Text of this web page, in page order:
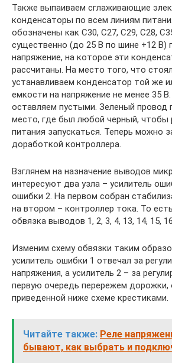
Также выпаиваем сглаживающие
конденсаторы по всем линиям
обозначены как С30, С27, С29, С28,
существенно (до 25 В по шине +12 В)
напряжение, на которое эти
рассчитаны. На место того, что
устанавливаем конденсатор той же
емкости на напряжение не менее 35
оставляем пустыми. Зеленый провод
место, где был любой черный, чтобы
питания запускаться. Теперь можно
доработкой контроллера.
Взглянем на назначение выводов
интересуют два узла – усилитель
ошибки 2. На первом собран
на втором – контроллер тока. То
обвязка выводов 1, 2, 3, 4, 13, 14, 15,
Изменим схему обвязки таким
усилитель ошибки 1 отвечал за
напряжения, а усилитель 2 – за
первую очередь перережем дорожки,
приведенной ниже схеме крестиками.
Читайте также: Реле
бывают, как выбрать и